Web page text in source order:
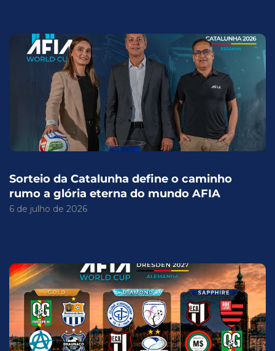
Sorteio da Catalunha define o caminho
rumo a glória eterna do mundo AFIA
6 de julho de 2026